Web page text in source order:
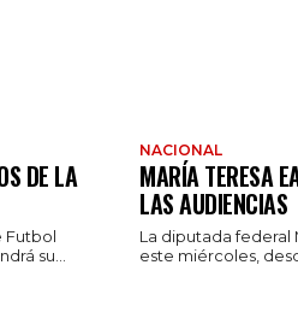
DE LA
Futbol
su...
NACIONAL
MARÍA TERESA
LAS AUDIENCIAS
La diputada federal
este miércoles,